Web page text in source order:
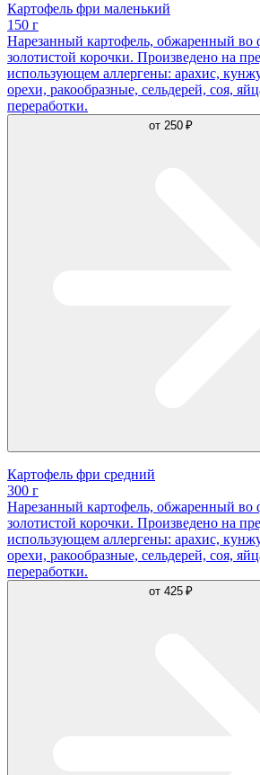
Картофель фри маленький
150 г
Нарезанный картофель, обжаренный во
золотистой корочки. Произведено на
использующем аллергены: арахис,
орехи, ракообразные, сельдерей, соя,
переработки.
от 250 ₽
Картофель фри средний
300 г
Нарезанный картофель, обжаренный во
золотистой корочки. Произведено на
использующем аллергены: арахис,
орехи, ракообразные, сельдерей, соя,
переработки.
от 425 ₽